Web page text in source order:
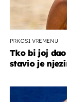
PRKOSI VREMENU
Tko bi joj
stavio je